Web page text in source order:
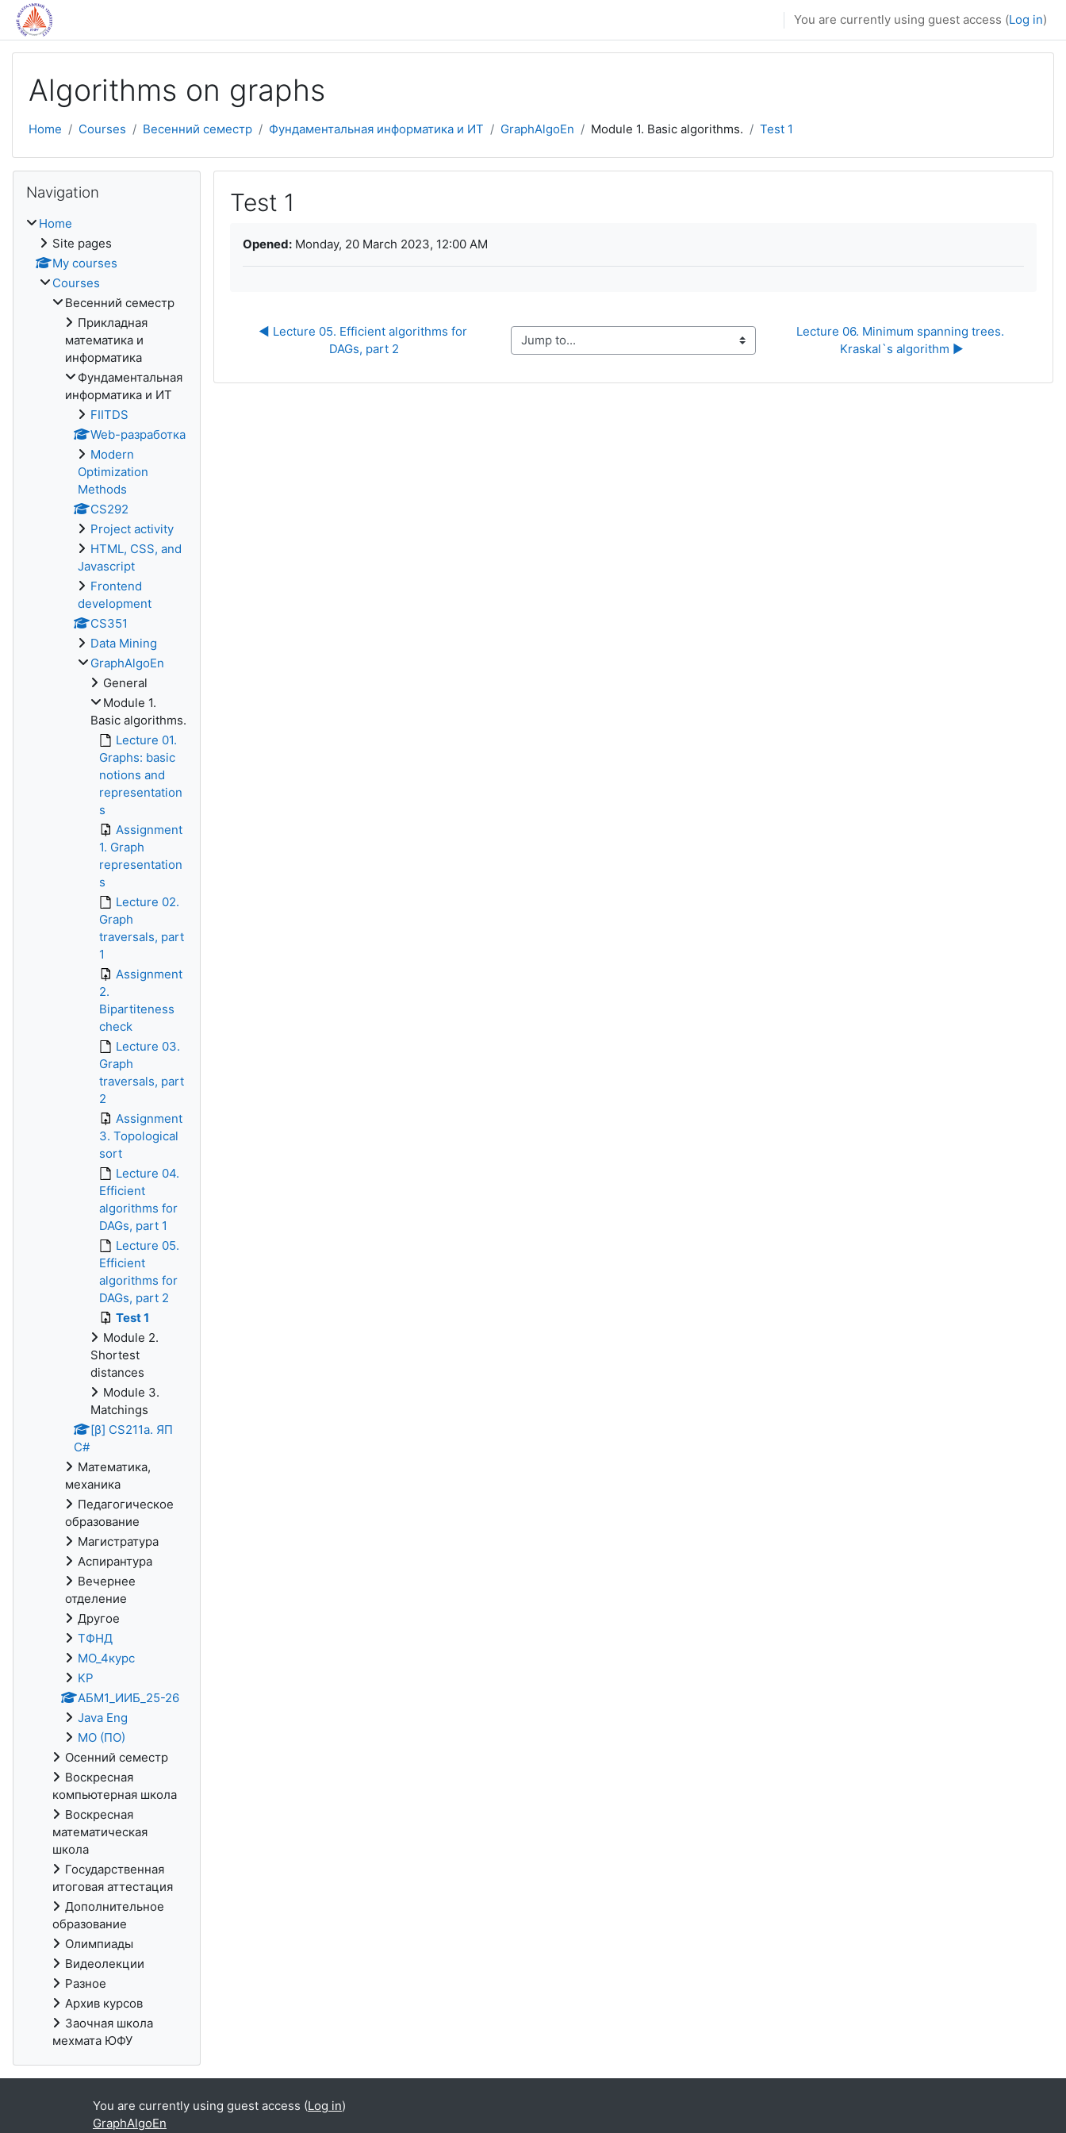
Skip to main content
You are currently using guest access (Log in)
Algorithms on graphs
Home Courses Весенний семестр Фундаментальная информатика и ИТ GraphAlgoEn Module 1. Basic algorithms. Test 1
Test 1
Opened:Monday, 20 March 2023, 12:00 AM
◀︎ Lecture 05. Efficient algorithms for
DAGs, part 2
Jump to...
Lecture 06. Minimum spanning trees.
Kraskal`s algorithm ▶︎
Navigation
Home
Site pages
My courses
Courses
Весенний семестр
Прикладная
математика и
информатика
Фундаментальная
информатика и ИТ
FIITDS
Web-разработка
Modern
Optimization
Methods
CS292
Project activity
HTML, CSS, and
Javascript
Frontend
development
CS351
Data Mining
GraphAlgoEn
General
Module 1.
Basic algorithms.
Lecture 01.
Graphs: basic
notions and
representation
s
Assignment
1. Graph
representation
s
Lecture 02.
Graph
traversals, part
1
Assignment
2.
Bipartiteness
check
Lecture 03.
Graph
traversals, part
2
Assignment
3. Topological
sort
Lecture 04.
Efficient
algorithms for
DAGs, part 1
Lecture 05.
Efficient
algorithms for
DAGs, part 2
Test 1
Module 2.
Shortest
distances
Module 3.
Matchings
[β] CS211a. ЯП
С#
Математика,
механика
Педагогическое
образование
Магистратура
Аспирантура
Вечернее
отделение
Другое
ТФНД
МО_4курс
KP
АБМ1_ИИБ_25-26
Java Eng
МО (ПО)
Осенний семестр
Воскресная
компьютерная школа
Воскресная
математическая
школа
Государственная
итоговая аттестация
Дополнительное
образование
Олимпиады
Видеолекции
Разное
Архив курсов
Заочная школа
мехмата ЮФУ
You are currently using guest access (Log in)
GraphAlgoEn